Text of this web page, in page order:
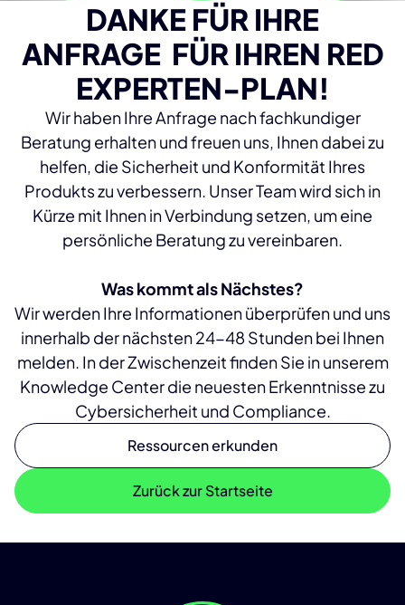
DANKE FÜR IHRE
ANFRAGE FÜR IHREN RED
EXPERTEN-PLAN!
Wir haben Ihre Anfrage nach fachkundiger
Beratung erhalten und freuen uns, Ihnen dabei zu
helfen, die Sicherheit und Konformität Ihres
Produkts zu verbessern. Unser Team wird sich in
Kürze mit Ihnen in Verbindung setzen, um eine
persönliche Beratung zu vereinbaren.
Was kommt als Nächstes?
Wir werden Ihre Informationen überprüfen und uns
innerhalb der nächsten 24-48 Stunden bei Ihnen
melden. In der Zwischenzeit finden Sie in unserem
Knowledge Center die neuesten Erkenntnisse zu
Cybersicherheit und Compliance.
Zurück zur Startseite
Ressourcen erkunden